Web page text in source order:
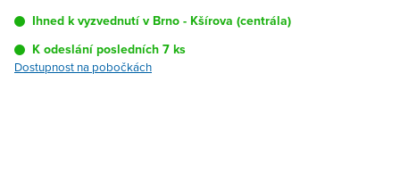
Ihned k vyzvednutí v Brno - Kšírova (centrála)
K odeslání posledních 7 ks
Dostupnost na pobočkách